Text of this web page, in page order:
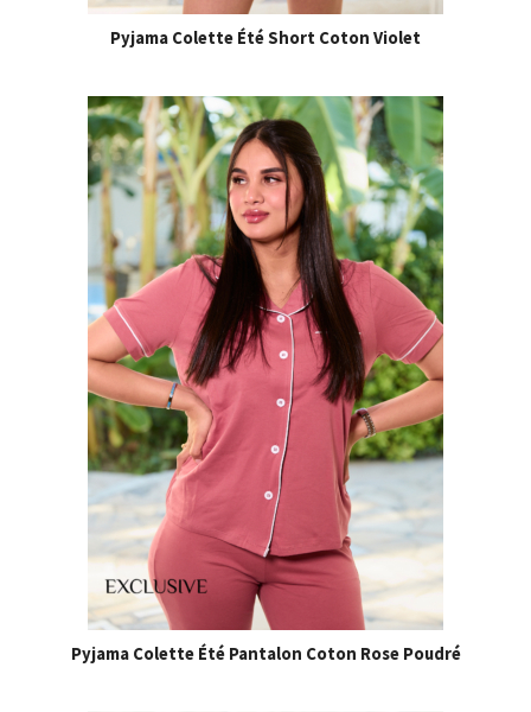
Pyjama Colette Été Short Coton Violet
Pyjama Colette Été Pantalon Coton Rose Poudré